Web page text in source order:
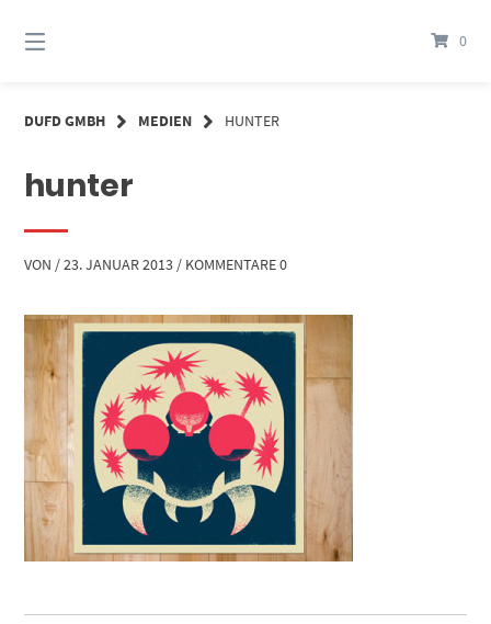
zum
Inhalt
0
DUFD GMBH MEDIEN HUNTER
hunter
VON /23. JANUAR 2013 / KOMMENTARE 0